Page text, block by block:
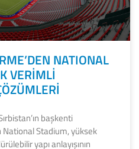
NATIONAL
VERİMLİ
başkenti
National Stadium, yüksek
yapı anlayışının